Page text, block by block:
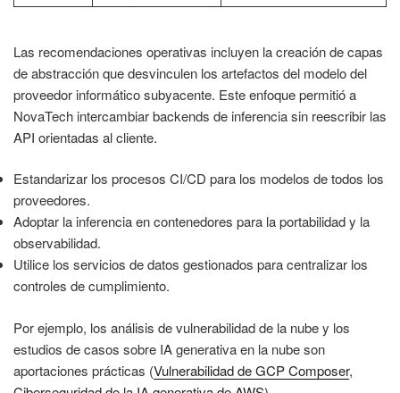
Las recomendaciones operativas incluyen la creación de capas
de abstracción que desvinculen los artefactos del modelo del
proveedor informático subyacente. Este enfoque permitió a
NovaTech intercambiar backends de inferencia sin reescribir las
API orientadas al cliente.
Estandarizar los procesos CI/CD para los modelos de todos los
proveedores.
Adoptar la inferencia en contenedores para la portabilidad y la
observabilidad.
Utilice los servicios de datos gestionados para centralizar los
controles de cumplimiento.
Por ejemplo, los análisis de vulnerabilidad de la nube y los
estudios de casos sobre IA generativa en la nube son
aportaciones prácticas (Vulnerabilidad de GCP Composer,